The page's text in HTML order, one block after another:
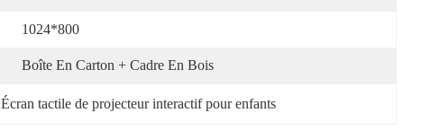
1024*800
Boîte En Carton + Cadre En Bois
Écran tactile de projecteur interactif pour enfants